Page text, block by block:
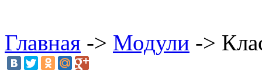
Главная -> Модули ->